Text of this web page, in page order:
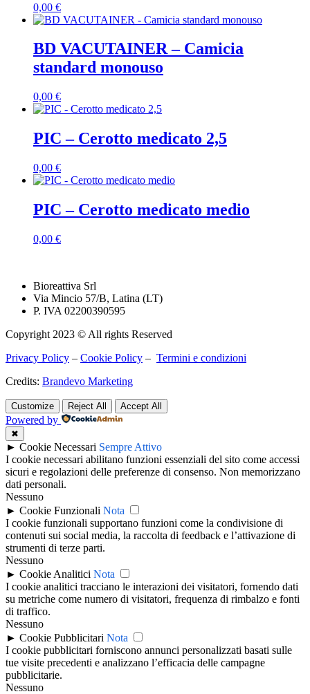
0,00 €
BD VACUTAINER – Camicia
standard monouso
0,00 €
PIC – Cerotto medicato 2,5
0,00 €
PIC – Cerotto medicato medio
0,00 €
Bioreattiva Srl
Via Mincio 57/B, Latina (LT)
P. IVA 02200390595
Copyright 2023 © All rights Reserved
Privacy Policy – Cookie Policy – Termini e condizioni
Credits: Brandevo Marketing
Customize Reject All Accept All
Powered by
✖
► Cookie Necessari Sempre Attivo
I cookie necessari abilitano funzioni essenziali del sito come accessi
sicuri e regolazioni delle preferenze di consenso. Non memorizzano
dati personali.
Nessuno
► Cookie Funzionali Nota
I cookie funzionali supportano funzioni come la condivisione di
contenuti sui social media, la raccolta di feedback e l’attivazione di
strumenti di terze parti.
Nessuno
► Cookie Analitici Nota
I cookie analitici tracciano le interazioni dei visitatori, fornendo dati
su metriche come numero di visitatori, frequenza di rimbalzo e fonti
di traffico.
Nessuno
► Cookie Pubblicitari Nota
I cookie pubblicitari forniscono annunci personalizzati basati sulle
tue visite precedenti e analizzano l’efficacia delle campagne
pubblicitarie.
Nessuno